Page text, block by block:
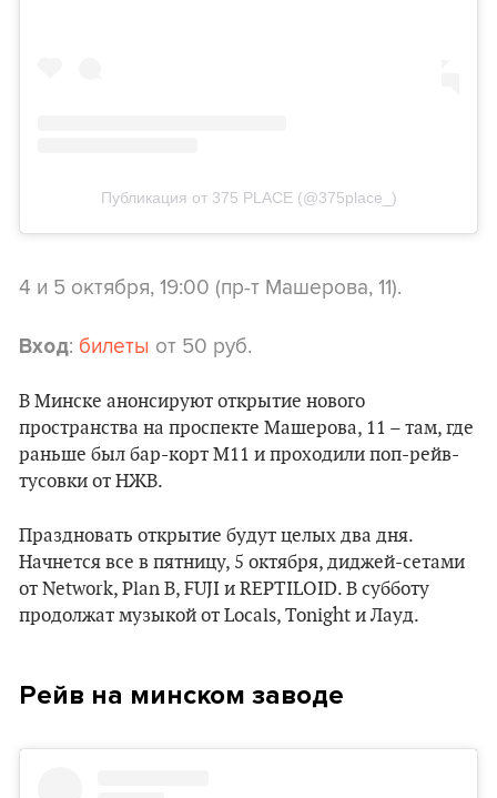
Публикация от 375 PLACE (@375place_)
4 и 5 октября, 19:00 (пр-т Машерова, 11).
Вход: билеты от 50 руб.
В Минске анонсируют открытие нового
пространства на проспекте Машерова, 11 – там, где
раньше был бар-корт М11 и проходили поп-рейв-
тусовки от НЖВ.
Праздновать открытие будут целых два дня.
Начнется все в пятницу, 5 октября, диджей-сетами
от Network, Plan B, FUJI и REPTILOID. В субботу
продолжат музыкой от Locals, Tonight и Лауд.
Рейв на минском заводе